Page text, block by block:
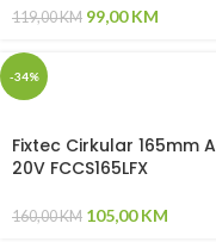
119,00KM 99,00KM
-34%
Fixtec Cirkular 165mm
20V FCCS165LFX
160,00KM 105,00KM